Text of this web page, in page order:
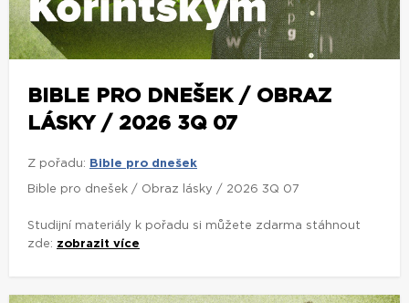
BIBLE PRO DNEŠEK / OBRAZ
LÁSKY / 2026 3Q 07
Z pořadu: Bible pro dnešek
Bible pro dnešek / Obraz lásky / 2026 3Q 07
Studijní materiály k pořadu si můžete zdarma stáhnout
zde: zobrazit více